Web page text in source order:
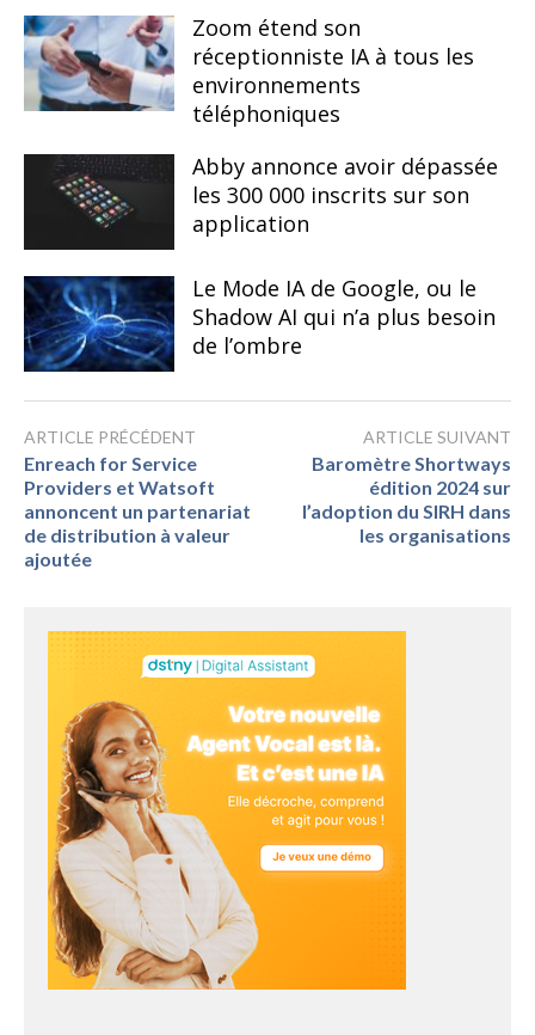
Zoom étend son
réceptionniste IA à tous les
environnements
téléphoniques
Abby annonce avoir dépassée
les 300 000 inscrits sur son
application
Le Mode IA de Google, ou le
Shadow AI qui n’a plus besoin
de l’ombre
ARTICLE PRÉCÉDENT
Enreach for Service
Providers et Watsoft
annoncent un partenariat
de distribution à valeur
ajoutée
ARTICLE SUIVANT
Baromètre Shortways
édition 2024 sur
l’adoption du SIRH dans
les organisations